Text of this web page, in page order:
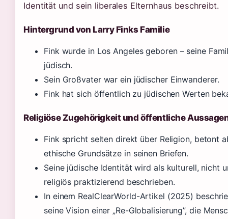
Identität und sein liberales Elternhaus beschreibt.
Hintergrund von Larry Finks Familie
Fink wurde in Los Angeles geboren – seine
jüdisch.
Sein Großvater war ein jüdischer Einwanderer.
Fink hat sich öffentlich zu jüdischen Werten
Religiöse Zugehörigkeit und öffentliche
Fink spricht selten direkt über Religion, betont
ethische Grundsätze in seinen Briefen.
Seine jüdische Identität wird als kulturell, nicht
religiös praktizierend beschrieben.
In einem RealClearWorld-Artikel (2025)
seine Vision einer „Re-Globalisierung”, die